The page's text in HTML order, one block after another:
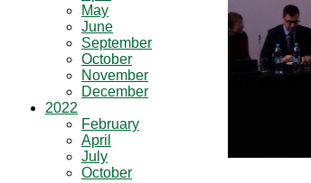
May
June
September
October
November
December
2022
February
April
July
October